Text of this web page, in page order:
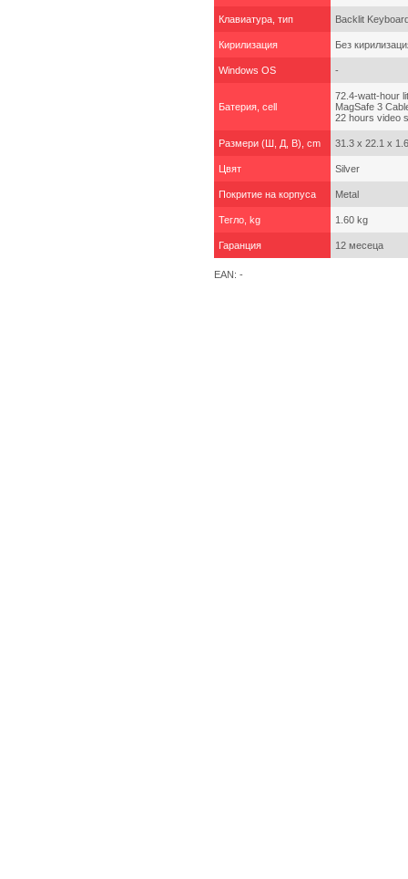
Клавиатура, тип Backlit
Кирилизация Без
Windows OS -
Батерия, cell
72.4-watt-hour
MagSafe 3
22 hours video
Размери (Ш, Д, В), cm 31.3 x 22.1 x
Цвят Silver
Покритие на корпуса Metal
Тегло, kg 1.60 kg
Гаранция 12 месеца
EAN: -